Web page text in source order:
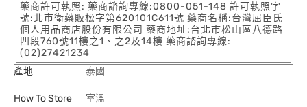
藥商許可執照: 藥商諮詢專線:0800-051-148 許可執照字
號:北市衛藥販松字第620101C611號 藥商名稱:台灣屈臣氏
個人用品商店股份有限公司 藥商地址:台北市松山區八德路
四段760號11樓之1、之2及14樓 藥商諮詢專線:
(02)27421234
產地
泰國
How To Store 室溫